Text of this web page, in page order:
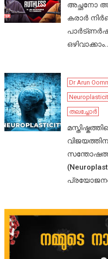
അച്ഛനോ
കരാർ
ഒഴിവാക്കാം..
Dr Arun
തലച്ചോർ